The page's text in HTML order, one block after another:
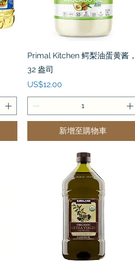
快速瀏覽
Primal Kitchen 鳄梨油蛋黄酱，
32 盎司
價格
US$12.00
新增至購物車